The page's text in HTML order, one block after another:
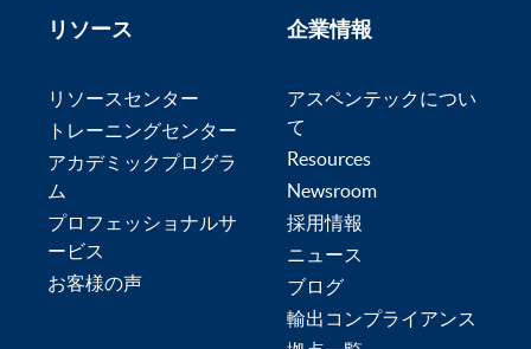
リソース
リソースセンター
トレーニングセンター
アカデミックプログラ
ム
プロフェッショナルサ
ービス
お客様の声
企業情報
アスペンテックについ
て
Resources
Newsroom
採用情報
ニュース
ブログ
輸出コンプライアンス